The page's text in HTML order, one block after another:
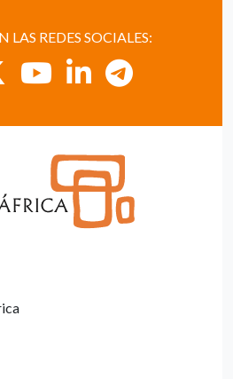
LAS REDES SOCIALES: